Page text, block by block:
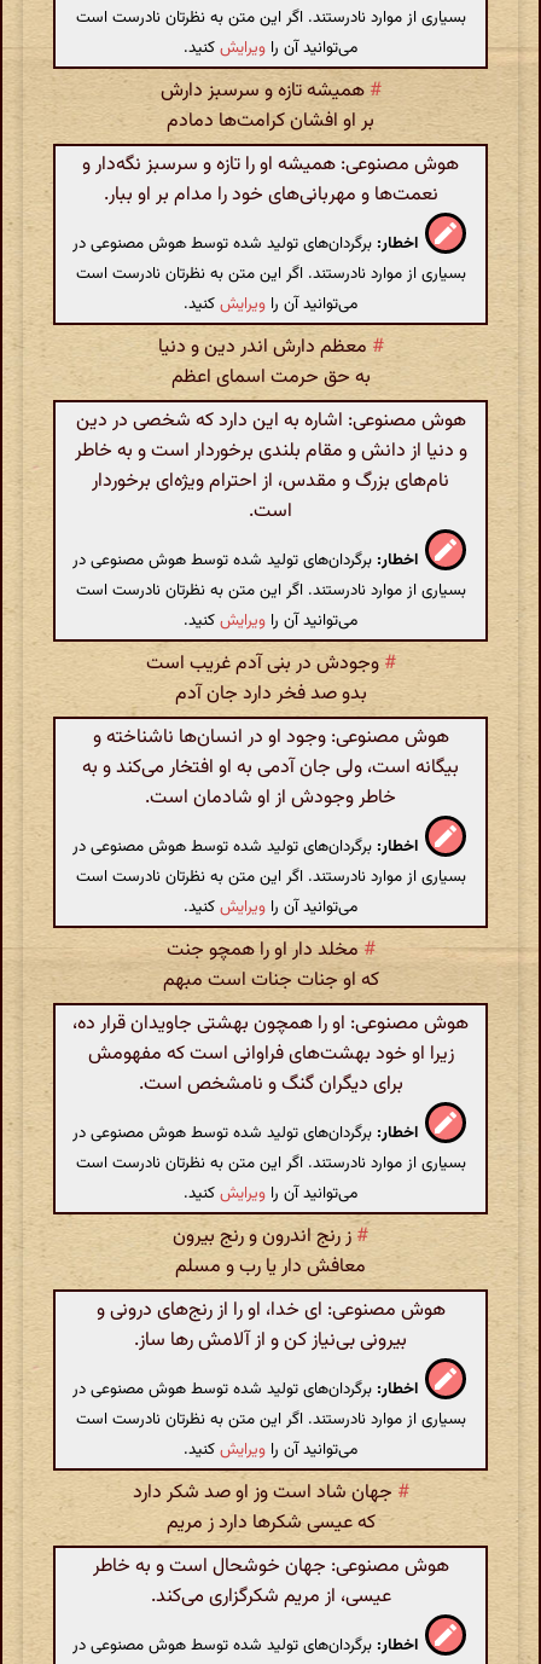
بسیاری از موارد نادرستند. اگر این متن به نظرتان نادرست است
می‌توانید آن را ویرایشکنید.
# همیشه تازه و سرسبز دارش
بر او افشان کرامت‌ها دمادم
هوش مصنوعی: همیشه او را تازه و سرسبز نگه‌دار و
نعمت‌ها و مهربانی‌های خود را مدام بر او ببار.
اخطار: برگردان‌های تولید شده توسط هوش مصنوعی در
بسیاری از موارد نادرستند. اگر این متن به نظرتان نادرست است
می‌توانید آن را ویرایشکنید.
# معظم دارش اندر دین و دنیا
به حق حرمت اسمای اعظم
هوش مصنوعی: اشاره به این دارد که شخصی در دین
و دنیا از دانش و مقام بلندی برخوردار است و به خاطر
نام‌های بزرگ و مقدس، از احترام ویژه‌ای برخوردار
است.
اخطار: برگردان‌های تولید شده توسط هوش مصنوعی در
بسیاری از موارد نادرستند. اگر این متن به نظرتان نادرست است
می‌توانید آن را ویرایشکنید.
# وجودش در بنی آدم غریب است
بدو صد فخر دارد جان آدم
هوش مصنوعی: وجود او در انسان‌ها ناشناخته و
بیگانه است، ولی جان آدمی به او افتخار می‌کند و به
خاطر وجودش از او شادمان است.
اخطار: برگردان‌های تولید شده توسط هوش مصنوعی در
بسیاری از موارد نادرستند. اگر این متن به نظرتان نادرست است
می‌توانید آن را ویرایشکنید.
# مخلد دار او را همچو جنت
که او جنات جنات است مبهم
هوش مصنوعی: او را همچون بهشتی جاویدان قرار ده،
زیرا او خود بهشت‌های فراوانی است که مفهومش
برای دیگران گنگ و نامشخص است.
اخطار: برگردان‌های تولید شده توسط هوش مصنوعی در
بسیاری از موارد نادرستند. اگر این متن به نظرتان نادرست است
می‌توانید آن را ویرایشکنید.
# ز رنج اندرون و رنج بیرون
معافش دار یا رب و مسلم
هوش مصنوعی: ای خدا، او را از رنج‌های درونی و
بیرونی بی‌نیاز کن و از آلامش رها ساز.
اخطار: برگردان‌های تولید شده توسط هوش مصنوعی در
بسیاری از موارد نادرستند. اگر این متن به نظرتان نادرست است
می‌توانید آن را ویرایشکنید.
# جهان شاد است وز او صد شکر دارد
که عیسی شکرها دارد ز مریم
هوش مصنوعی: جهان خوشحال است و به خاطر
عیسی، از مریم شکرگزاری می‌کند.
اخطار: برگردان‌های تولید شده توسط هوش مصنوعی در